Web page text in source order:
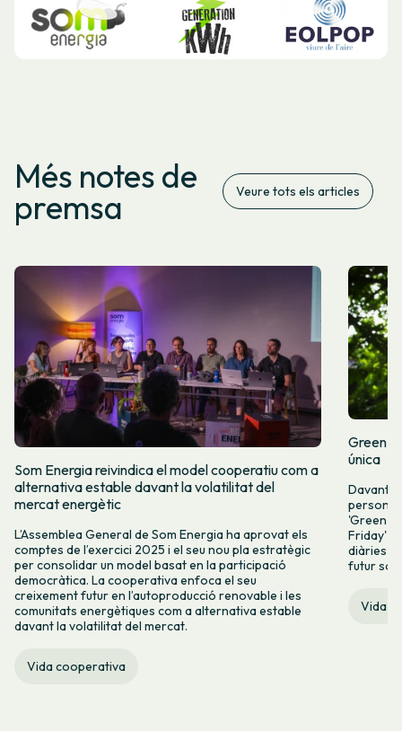
Més notes de
premsa Veure tots els articles
Som Energia reivindica el model cooperatiu com a
alternativa estable davant la volatilitat del
mercat energètic
L’Assemblea General de Som Energia ha aprovat els
comptes de l’exercici 2025 i el seu nou pla estratègic
per consolidar un model basat en la participació
democràtica. La cooperativa enfoca el seu
creixement futur en l’autoproducció renovable i les
comunitats energètiques com a alternativa estable
davant la volatilitat del mercat.
Vida cooperativa
Green
única
Davant
'Green
Friday'
diàries i
futur
Vida